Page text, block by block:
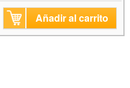
Añadir al carrito